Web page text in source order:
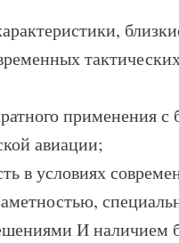
применения с
авиации;
в условиях
И наличием